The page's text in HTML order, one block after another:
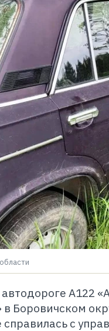
Боровичском
с